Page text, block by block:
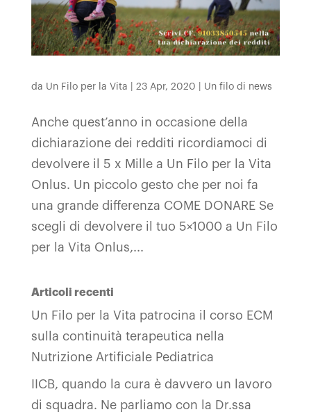
da Un Filo per la Vita 23 Apr, 2020 Un filo di news
Anche quest’anno in occasione della
dichiarazione dei redditi ricordiamoci di
devolvere il 5 x Mille a Un Filo per la Vita
Onlus. Un piccolo gesto che per noi fa
una grande differenza COME DONARE Se
scegli di devolvere il tuo 5×1000 a Un Filo
per la Vita Onlus,...
Articoli recenti
Un Filo per la Vita patrocina il corso ECM
sulla continuità terapeutica nella
Nutrizione Artificiale Pediatrica
IICB, quando la cura è davvero un lavoro
di squadra. Ne parliamo con la Dr.ssa